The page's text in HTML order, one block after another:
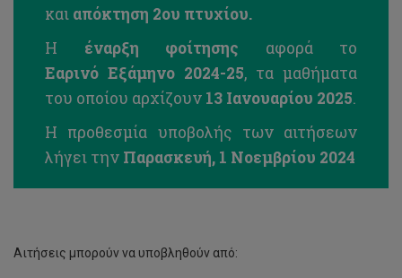
και απόκτηση 2ου πτυχίου.
Η έναρξη φοίτησης αφορά το
Εαρινό Εξάμηνο 2024-25, τα μαθήματα
του οποίου αρχίζουν 13 Ιανουαρίου 2025.
Η προθεσμία υποβολής των αιτήσεων
λήγει την Παρασκευή, 1 Νοεμβρίου 2024
Αιτήσεις μπορούν να υποβληθούν από: